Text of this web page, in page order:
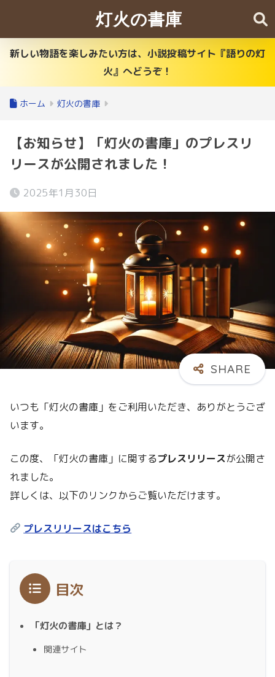
灯火の書庫
新しい物語を楽しみたい方は、小説投稿サイト『語りの灯
火』へどうぞ！
ホーム 灯火の書庫
【お知らせ】「灯火の書庫」のプレスリ
リースが公開されました！
2025年1月30日
いつも「灯火の書庫」をご利用いただき、ありがとうござ
います。
この度、「灯火の書庫」に関するプレスリリースが公開さ
れました。
詳しくは、以下のリンクからご覧いただけます。
プレスリリースはこちら
目次
「灯火の書庫」とは？
関連サイト